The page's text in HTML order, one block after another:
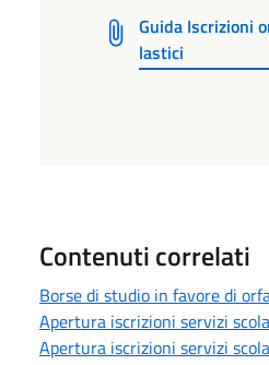
Guida Iscrizioni
lastici
Contenuti correlati
Borse di studio in favore di
Apertura iscrizioni servizi
Apertura iscrizioni servizi